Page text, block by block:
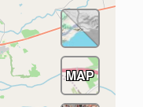
MAP